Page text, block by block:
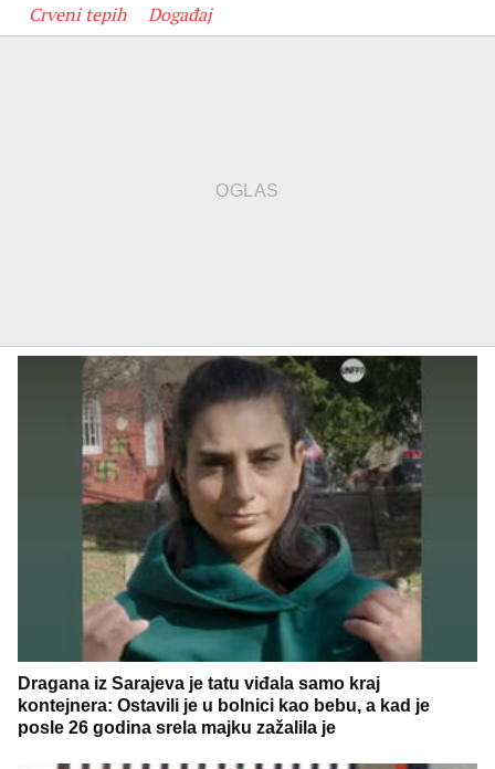
Crveni tepih
Događaj
Dragana iz Sarajeva je tatu viđala samo kraj
kontejnera: Ostavili je u bolnici kao bebu, a kad je
posle 26 godina srela majku zažalila je